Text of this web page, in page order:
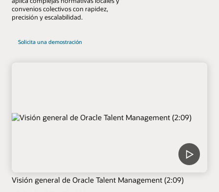
convenios colectivos con rapidez,
precisión y escalabilidad.
Solicita una demostración
Visión general de Oracle Talent Management (2:09)